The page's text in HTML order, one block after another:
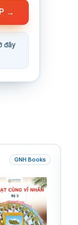
→
GNH Books